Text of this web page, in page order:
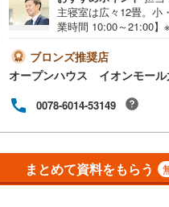
主寝室は広々12畳。小
業時間 10:00～21:00
見学する（無料）」ボ
にご案内が可能です。
が可能 ※定休日を除
ます。・車でご自宅や
ドシートのご用意ござ
住宅ローン・資金の
会える物件が多数ござ
件:当社のみ、もしくは
ディベロップメントの
ブロンズ推奨店
オープンハウス イオンモール
0078-6014-53149
まとめて資料をもらう
前道6m以上（0）
平坦地（0）
LD
リビングダイニング15
（0）